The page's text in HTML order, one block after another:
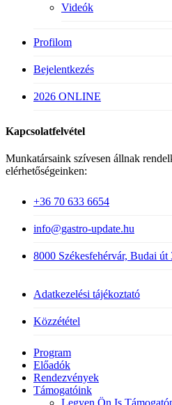
Videók
Profilom
Bejelentkezés
2026 ONLINE
Kapcsolatfelvétel
Munkatársaink szívesen állnak
elérhetőségeinken:
+36 70 633 6654
info@gastro-update.hu
8000 Székesfehérvár, Budai út
Adatkezelési tájékoztató
Közzététel
Close
Menu
Program
Előadók
Rendezvények
Támogatóink